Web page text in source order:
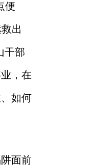
便
出
干部
，在
如何
面前